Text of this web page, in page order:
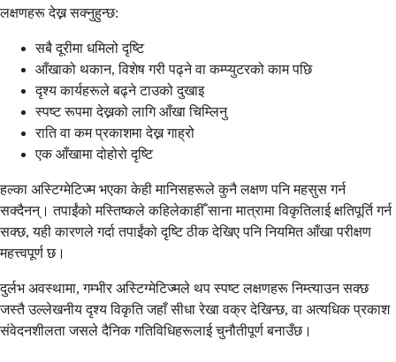
लक्षणहरू देख्न सक्नुहुन्छ:
सबै दूरीमा धमिलो दृष्टि
आँखाको थकान, विशेष गरी पढ्ने वा कम्प्युटरको काम पछि
दृश्य कार्यहरूले बढ्ने टाउको दुखाइ
स्पष्ट रूपमा देख्नको लागि आँखा चिम्लिनु
राति वा कम प्रकाशमा देख्न गाह्रो
एक आँखामा दोहोरो दृष्टि
हल्का अस्टिग्मेटिज्म भएका केही मानिसहरूले कुनै लक्षण पनि महसुस गर्न
सक्दैनन्। तपाईंको मस्तिष्कले कहिलेकाहीँ साना मात्रामा विकृतिलाई क्षतिपूर्ति गर्न
सक्छ, यही कारणले गर्दा तपाईंको दृष्टि ठीक देखिए पनि नियमित आँखा परीक्षण
महत्त्वपूर्ण छ।
दुर्लभ अवस्थामा, गम्भीर अस्टिग्मेटिज्मले थप स्पष्ट लक्षणहरू निम्त्याउन सक्छ
जस्तै उल्लेखनीय दृश्य विकृति जहाँ सीधा रेखा वक्र देखिन्छ, वा अत्यधिक प्रकाश
संवेदनशीलता जसले दैनिक गतिविधिहरूलाई चुनौतीपूर्ण बनाउँछ।